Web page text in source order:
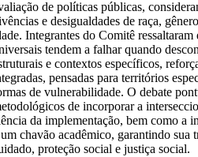
de políticas públicas,
e desigualdades de raça,
Integrantes do Comitê
tendem a falhar quando
e contextos específicos,
pensadas para territórios
de vulnerabilidade. O debate
de incorporar a
da implementação, bem como a
chavão acadêmico, garantindo sua
proteção social e justiça social.